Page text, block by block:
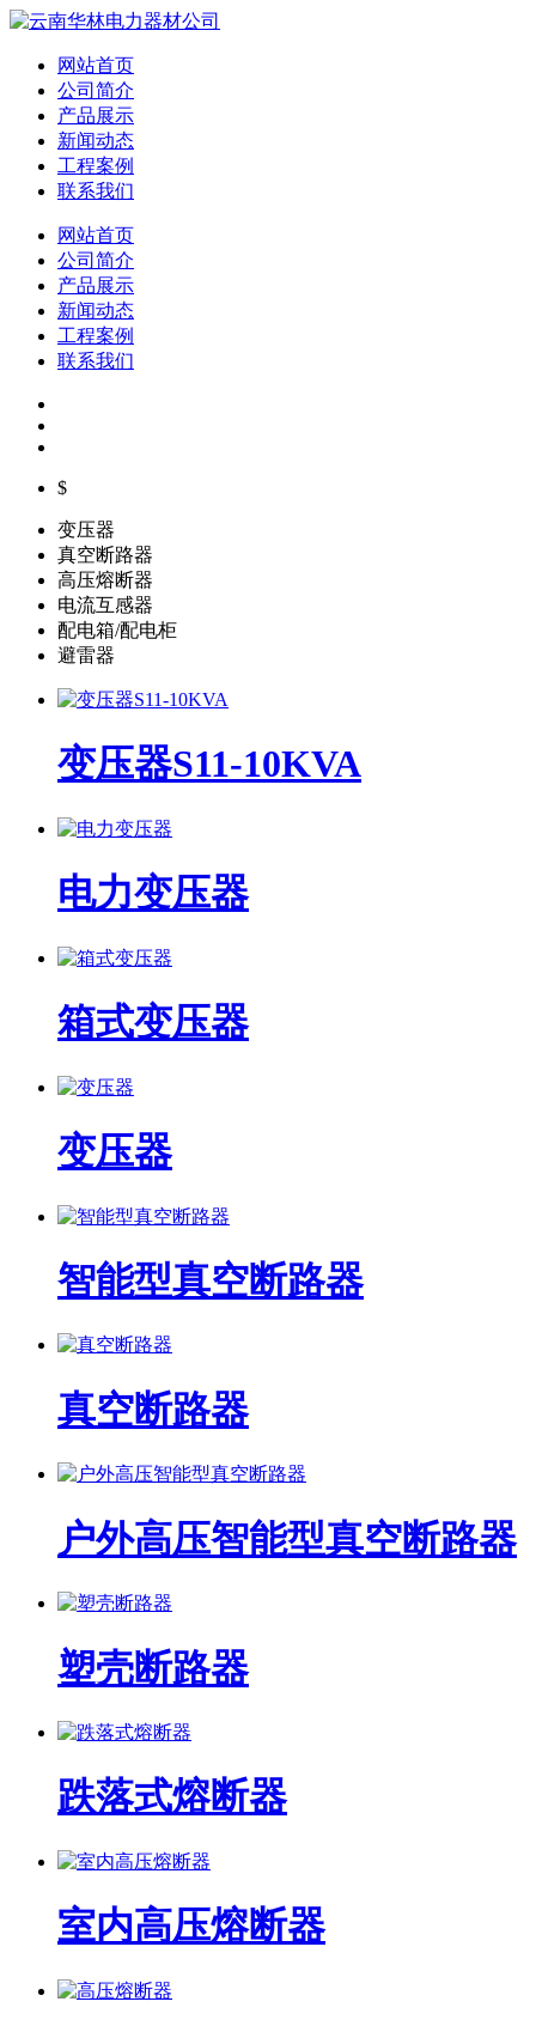
网站首页
公司简介
产品展示
新闻动态
工程案例
联系我们
网站首页
公司简介
产品展示
新闻动态
工程案例
联系我们
$
变压器
真空断路器
高压熔断器
电流互感器
配电箱/配电柜
避雷器
变压器S11-10KVA
电力变压器
箱式变压器
变压器
智能型真空断路器
真空断路器
户外高压智能型真空断路器
塑壳断路器
跌落式熔断器
室内高压熔断器